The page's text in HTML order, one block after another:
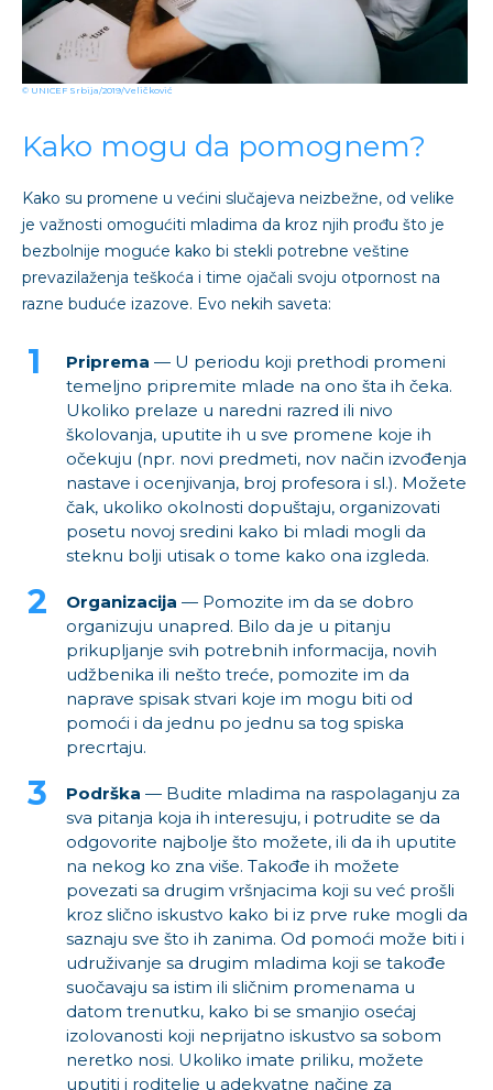
© UNICEF Srbija/2019/Veličković
Kako mogu da pomognem?
Kako su promene u većini slučajeva neizbežne, od velike
je važnosti omogućiti mladima da kroz njih prođu što je
bezbolnije moguće kako bi stekli potrebne veštine
prevazilaženja teškoća i time ojačali svoju otpornost na
razne buduće izazove. Evo nekih saveta:
Priprema — U periodu koji prethodi promeni
temeljno pripremite mlade na ono šta ih čeka.
Ukoliko prelaze u naredni razred ili nivo
školovanja, uputite ih u sve promene koje ih
očekuju (npr. novi predmeti, nov način izvođenja
nastave i ocenjivanja, broj profesora i sl.). Možete
čak, ukoliko okolnosti dopuštaju, organizovati
posetu novoj sredini kako bi mladi mogli da
steknu bolji utisak o tome kako ona izgleda.
Organizacija — Pomozite im da se dobro
organizuju unapred. Bilo da je u pitanju
prikupljanje svih potrebnih informacija, novih
udžbenika ili nešto treće, pomozite im da
naprave spisak stvari koje im mogu biti od
pomoći i da jednu po jednu sa tog spiska
precrtaju.
Podrška — Budite mladima na raspolaganju za
sva pitanja koja ih interesuju, i potrudite se da
odgovorite najbolje što možete, ili da ih uputite
na nekog ko zna više. Takođe ih možete
povezati sa drugim vršnjacima koji su već prošli
kroz slično iskustvo kako bi iz prve ruke mogli da
saznaju sve što ih zanima. Od pomoći može biti i
udruživanje sa drugim mladima koji se takođe
suočavaju sa istim ili sličnim promenama u
datom trenutku, kako bi se smanjio osećaj
izolovanosti koji neprijatno iskustvo sa sobom
neretko nosi. Ukoliko imate priliku, možete
uputiti i roditelje u adekvatne načine za